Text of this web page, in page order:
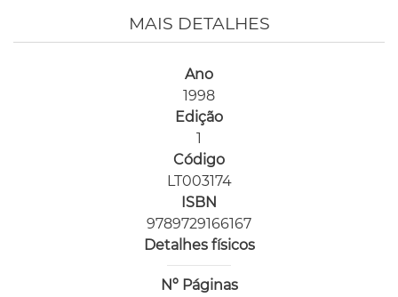
MAIS DETALHES
Ano
1998
Edição
1
Código
LT003174
ISBN
9789729166167
Detalhes físicos
Nº Páginas